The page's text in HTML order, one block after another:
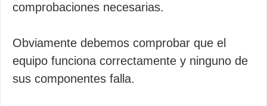
comprobaciones necesarias.
Obviamente debemos comprobar que el
equipo funciona correctamente y ninguno de
sus componentes falla.